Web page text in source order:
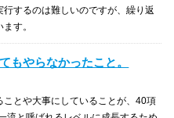
するのは難しいのですが、繰り返
す。
もやらなかったこと。
とや大事にしていることが、40項